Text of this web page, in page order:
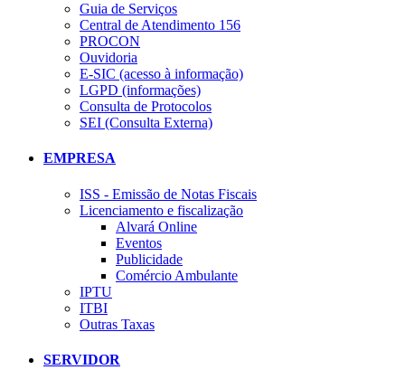
Guia de Serviços
Central de Atendimento 156
PROCON
Ouvidoria
E-SIC (acesso à informação)
LGPD (informações)
Consulta de Protocolos
SEI (Consulta Externa)
EMPRESA
ISS - Emissão de Notas Fiscais
Licenciamento e fiscalização
Alvará Online
Eventos
Publicidade
Comércio Ambulante
IPTU
ITBI
Outras Taxas
SERVIDOR